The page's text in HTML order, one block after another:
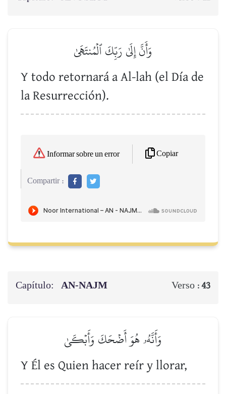
وَأَنَّ إِلَىٰ رَبِّكَ ٱلۡمُنتَهَىٰ
Y todo retornará a Al-lah (el Día de
la Resurrección).
Informar sobre un error Copiar
Compartir :
Capítulo: AN-NAJM Verso :43
وَأَنَّهُۥ هُوَ أَضۡحَكَ وَأَبۡكَىٰ
Y Él es Quien hacer reír y llorar,